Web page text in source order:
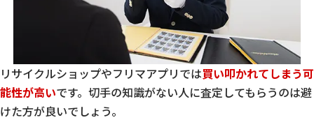
リサイクルショップやフリマアプリでは買い叩かれてしまう可
能性が高いです。切手の知識がない人に査定してもらうのは避
けた方が良いでしょう。